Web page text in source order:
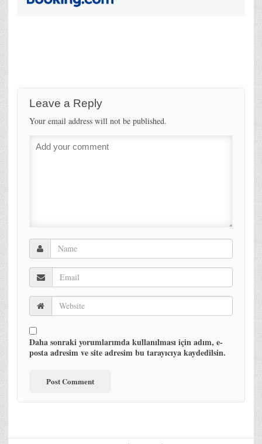
Leave a Reply
Your email address will not be published.
Daha sonraki yorumlarımda kullanılması için adım, e-
posta adresim ve site adresim bu tarayıcıya kaydedilsin.